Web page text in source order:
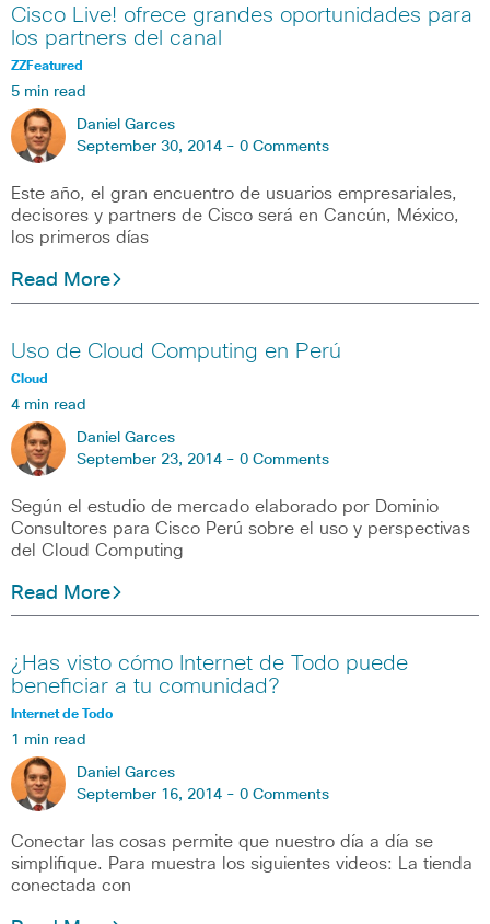
Cisco Live! ofrece grandes oportunidades para
los partners del canal
ZZFeatured
5 min read
Daniel Garces
September 30, 2014 - 0 Comments
Este año, el gran encuentro de usuarios empresariales,
decisores y partners de Cisco será en Cancún, México,
los primeros días
Read More
Uso de Cloud Computing en Perú
Cloud
4 min read
Daniel Garces
September 23, 2014 - 0 Comments
Según el estudio de mercado elaborado por Dominio
Consultores para Cisco Perú sobre el uso y perspectivas
del Cloud Computing
Read More
¿Has visto cómo Internet de Todo puede
beneficiar a tu comunidad?
Internet de Todo
1 min read
Daniel Garces
September 16, 2014 - 0 Comments
Conectar las cosas permite que nuestro día a día se
simplifique. Para muestra los siguientes videos: La tienda
conectada con